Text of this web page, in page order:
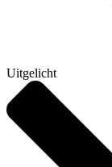
Uitgelicht